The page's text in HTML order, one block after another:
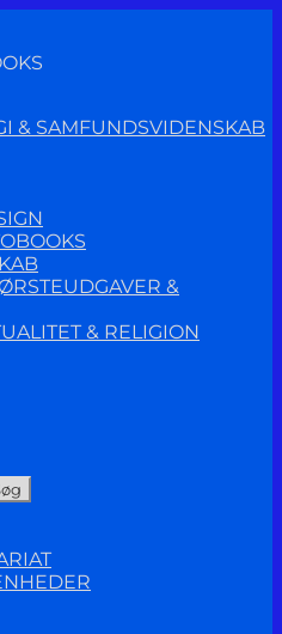
& SAMFUNDSVIDENSKAB
&
& RELIGION